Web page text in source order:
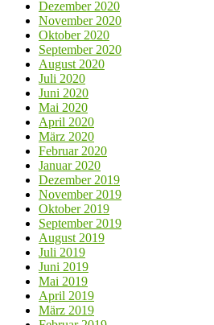
Dezember 2020
November 2020
Oktober 2020
September 2020
August 2020
Juli 2020
Juni 2020
Mai 2020
April 2020
März 2020
Februar 2020
Januar 2020
Dezember 2019
November 2019
Oktober 2019
September 2019
August 2019
Juli 2019
Juni 2019
Mai 2019
April 2019
März 2019